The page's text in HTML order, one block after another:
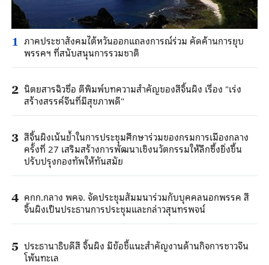
1 ภาคประชาสังคมไต้หวันออกแถลงการณ์ร่วม คัดค้านการยุบ
พรรคฯ ที่สนับสนุนการรวมชาติ
2 นิตยสารฉิวซื่อ ตีพิมพ์บทความสำคัญของสีจิ้นผิง เรื่อง "เร่ง
สร้างสรรค์จีนที่มีสุขภาพดี"
3 สีจิ้นผิงเน้นย้ำในการประชุมศึกษาร่วมของกรมการเมืองกลาง
ครั้งที่ 27 เสริมสร้างการพัฒนาเชิงนวัตกรรมให้ลึกซึ้งยิ่งขึ้น
ปรับปรุงกองทัพให้ทันสมัย
4 คกก.กลาง พคจ. จัดประชุมสัมมนาร่วมกับบุคคลนอกพรรค สี
จิ้นผิงเป็นประธานการประชุมและกล่าวสุนทรพจน์
5 ประธานาธิบดีสี จิ้นผิง มีข้อชี้แนะสำคัญงานด้านกิจการชาวจีน
โพ้นทะเล